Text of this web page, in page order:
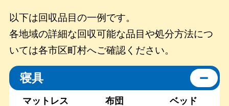
以下は回収品目の一例です。
各地域の詳細な回収可能な品目や処分方法につ
いては各市区町村へご確認ください。
寝具
マットレス 布団 ベッド